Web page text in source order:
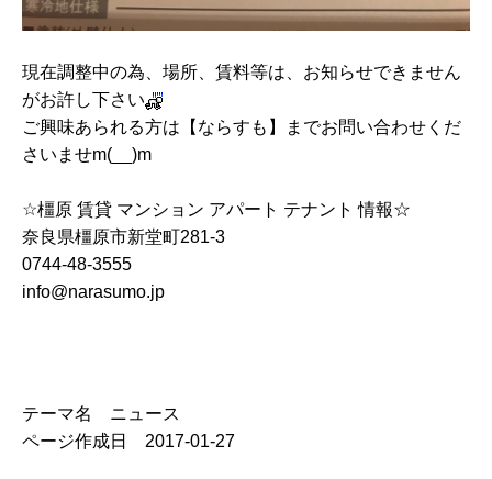
現在調整中の為、場所、賃料等は、お知らせできません
がお許し下さい
ご興味あられる方は【ならすも】までお問い合わせくだ
さいませm(__)m
☆橿原 賃貸 マンション アパート テナント 情報☆
奈良県橿原市新堂町281-3
0744-48-3555
info@narasumo.jp
テーマ名 ニュース
ページ作成日 2017-01-27